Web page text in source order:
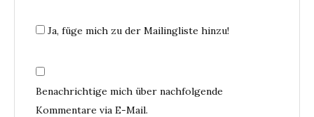
Ja, füge mich zu der Mailingliste hinzu!
Benachrichtige mich über nachfolgende
Kommentare via E-Mail.